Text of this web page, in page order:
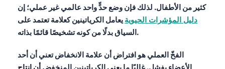
كثير من الأطفال. لذلك فإن وضع حدٍّ واحد عالمي غير عملي؛ إن
دليل المؤشرات الحيوية يعامل الكرياتينين كعلامة تعتمد على
السياق بدلًا من كونه تشخيصًا قائمًا بذاته.
الفخّ العملي هو افتراض أن علامة الانخفاض تعني أن أحد
الأعضاء يفشل. غالبًا ما يعني الكرياتينين المنخفض أن إنتاج